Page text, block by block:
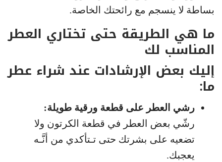
بساطة لا ينسجم مع رائحتك الخاصة.
ما هي الطريقة حتى تختاري العطر
المناسب لك
إليك بعض الإرشادات عند شراء عطر
ما:
رشي العطر على قطعة ورقية طويلة:
رشّي بعض العطر في قطعة الكرتون ولا
تضعيه على بشرتك حتى تـتأكدي من أنَّـه
يعجبك.